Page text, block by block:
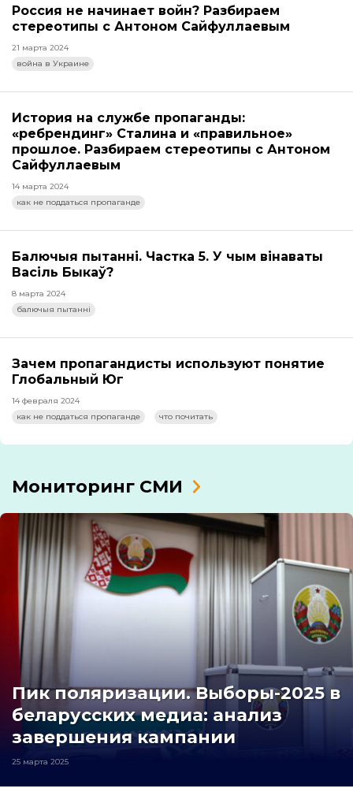
Россия не начинает войн? Разбираем
стереотипы с Антоном Сайфуллаевым
21 марта 2024
война в Украине
История на службе пропаганды:
«ребрендинг» Сталина и «правильное»
прошлое. Разбираем стереотипы с Антоном
Сайфуллаевым
14 марта 2024
как не поддаться пропаганде
Балючыя пытанні. Частка 5. У чым вінаваты
Васіль Быкаў?
8 марта 2024
балючыя пытанні
Зачем пропагандисты используют понятие
Глобальный Юг
14 февраля 2024
как не поддаться пропаганде
что почитать
Мониторинг СМИ
Пик поляризации. Выборы-2025 в
беларусских медиа: анализ
завершения кампании
25 марта 2025